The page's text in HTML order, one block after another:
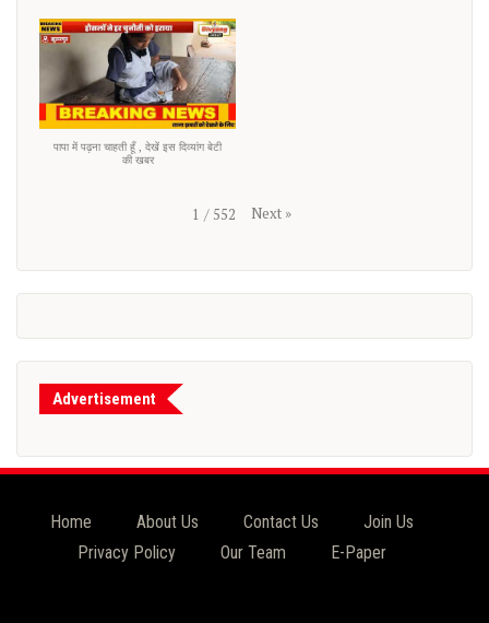
पापा में पढ़ना चाहती हूँ , देखें इस दिव्यांग बेटी
की खबर
1 / 552 Next »
Advertisement
Home About Us Contact Us
Join Us
Privacy Policy
Our Team E-Paper